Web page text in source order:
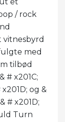
et
/ rock
vitnesbyrd
med
tilbød
# x201C;
og &
# x201D;
Turn